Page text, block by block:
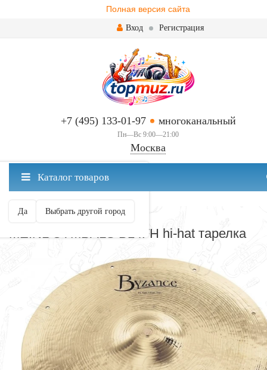
Полная версия сайта
Вход Регистрация
+7 (495) 133-01-97 многоканальный
Пн—Вс 9:00—21:00
Москва
Москва ваш город?
Да Выбрать другой город
Каталог товаров
HI-HAT
MEINL CYMBALS B14FH hi-hat тарелка